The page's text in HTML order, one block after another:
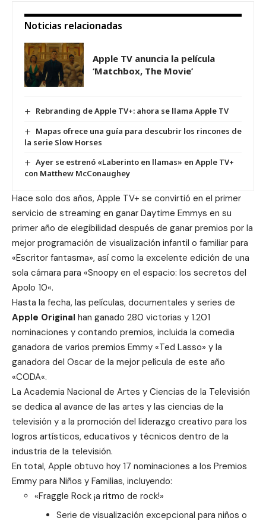
Noticias relacionadas
Apple TV anuncia la película
‘Matchbox, The Movie’
Rebranding de Apple TV+: ahora se llama Apple TV
Mapas ofrece una guía para descubrir los rincones de
la serie Slow Horses
Ayer se estrenó «Laberinto en llamas» en Apple TV+
con Matthew McConaughey
Hace solo dos años, Apple TV+ se convirtió en el primer
servicio de streaming en ganar Daytime Emmys en su
primer año de elegibilidad después de ganar premios por la
mejor programación de visualización infantil o familiar para
«Escritor fantasma», así como la excelente edición de una
sola cámara para «Snoopy en el espacio: los secretos del
Apolo 10«.
Hasta la fecha, las películas, documentales y series de
Apple Original han ganado 280 victorias y 1.201
nominaciones y contando premios, incluida la comedia
ganadora de varios premios Emmy «Ted Lasso» y la
ganadora del Oscar de la mejor película de este año
«CODA«.
La Academia Nacional de Artes y Ciencias de la Televisión
se dedica al avance de las artes y las ciencias de la
televisión y a la promoción del liderazgo creativo para los
logros artísticos, educativos y técnicos dentro de la
industria de la televisión.
En total, Apple obtuvo hoy 17 nominaciones a los Premios
Emmy para Niños y Familias, incluyendo:
«Fraggle Rock ¡a ritmo de rock!»
Serie de visualización excepcional para niños o